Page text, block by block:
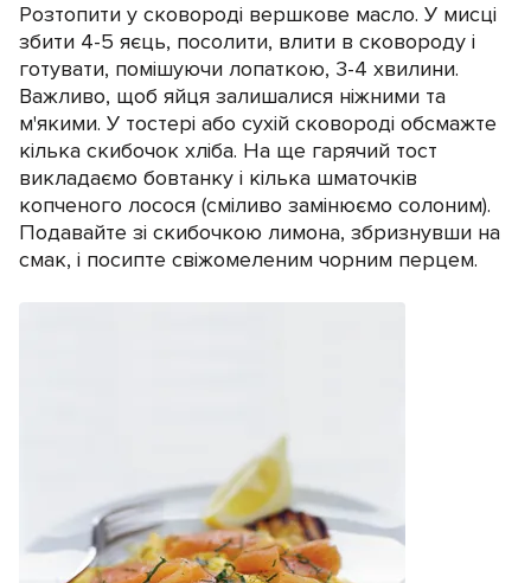
Розтопити у сковороді вершкове масло. У мисці
збити 4-5 яєць, посолити, влити в сковороду і
готувати, помішуючи лопаткою, 3-4 хвилини.
Важливо, щоб яйця залишалися ніжними та
м'якими. У тостері або сухій сковороді обсмажте
кілька скибочок хліба. На ще гарячий тост
викладаємо бовтанку і кілька шматочків
копченого лосося (сміливо замінюємо солоним).
Подавайте зі скибочкою лимона, збризнувши на
смак, і посипте свіжомеленим чорним перцем.